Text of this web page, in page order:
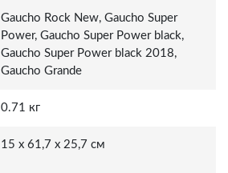
Gaucho Rock New, Gaucho Super
Power, Gaucho Super Power black,
Gaucho Super Power black 2018,
Gaucho Grande
0.71 кг
15 x 61,7 x 25,7 см